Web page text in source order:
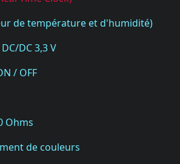
de température et d'humidité)
DC 3,3 V
/ OFF
Ohms
de couleurs